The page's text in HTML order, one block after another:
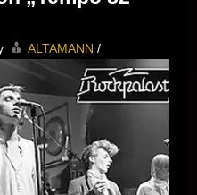
ALTAMANN /